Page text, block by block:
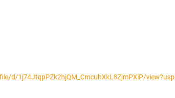
d/1j74JtqpPZk2hjQM_CmcuhXkL8ZjmPXiP/